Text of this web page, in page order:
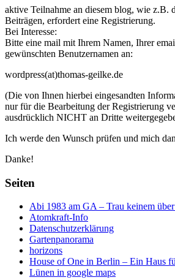
aktive Teilnahme an diesem blog, wie z.B.
Beiträgen, erfordert eine Registrierung.
Bei Interesse:
Bitte eine mail mit Ihrem Namen, Ihrer
gewünschten Benutzernamen an:
wordpress(at)thomas-geilke.de
(Die von Ihnen hierbei eingesandten
nur für die Bearbeitung der Registrierung
ausdrücklich NICHT an Dritte
Ich werde den Wunsch prüfen und mich
Danke!
Seiten
Abi 1983 am GA – Trau keinem
Atomkraft-Info
Datenschutzerklärung
Gartenpanorama
horizons
House of One in Berlin – Ein Haus
Lünen in google maps